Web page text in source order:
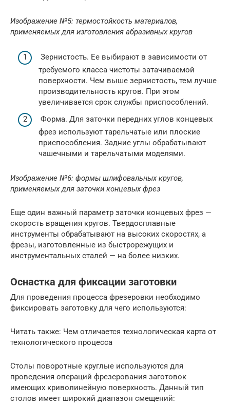
Изображение №5: термостойкость материалов,
применяемых для изготовления абразивных кругов
Зернистость. Ее выбирают в зависимости от
требуемого класса чистоты затачиваемой
поверхности. Чем выше зернистость, тем лучше
производительность кругов. При этом
увеличивается срок службы приспособлений.
Форма. Для заточки передних углов концевых
фрез используют тарельчатые или плоские
приспособления. Задние углы обрабатывают
чашечными и тарельчатыми моделями.
Изображение №6: формы шлифовальных кругов,
применяемых для заточки концевых фрез
Еще один важный параметр заточки концевых фрез —
скорость вращения кругов. Твердосплавные
инструменты обрабатывают на высоких скоростях, а
фрезы, изготовленные из быстрорежущих и
инструментальных сталей — на более низких.
Оснастка для фиксации заготовки
Для проведения процесса фрезеровки необходимо
фиксировать заготовку для чего используются:
Читать также: Чем отличается технологическая карта от
технологического процесса
Столы поворотные круглые используются для
проведения операций фрезерования заготовок
имеющих криволинейную поверхность. Данный тип
столов имеет широкий диапазон смещений: